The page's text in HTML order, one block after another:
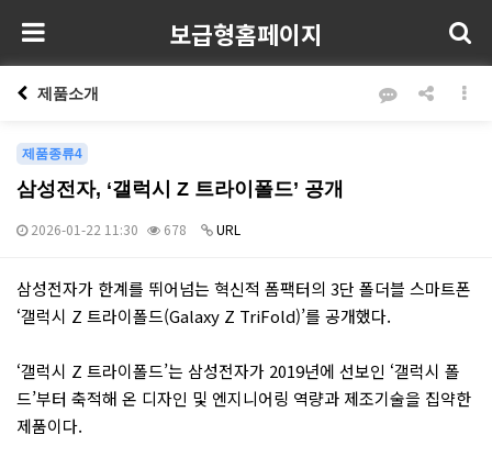
보급형홈페이지
제품소개
제품종류4
삼성전자, ‘갤럭시 Z 트라이폴드’ 공개
2026-01-22 11:30 678 URL
본문
삼성전자가 한계를 뛰어넘는 혁신적 폼팩터의 3단 폴더블 스마트폰
‘갤럭시 Z 트라이폴드(Galaxy Z TriFold)’를 공개했다.
‘갤럭시 Z 트라이폴드’는 삼성전자가 2019년에 선보인 ‘갤럭시 폴
드’부터 축적해 온 디자인 및 엔지니어링 역량과 제조기술을 집약한
제품이다.